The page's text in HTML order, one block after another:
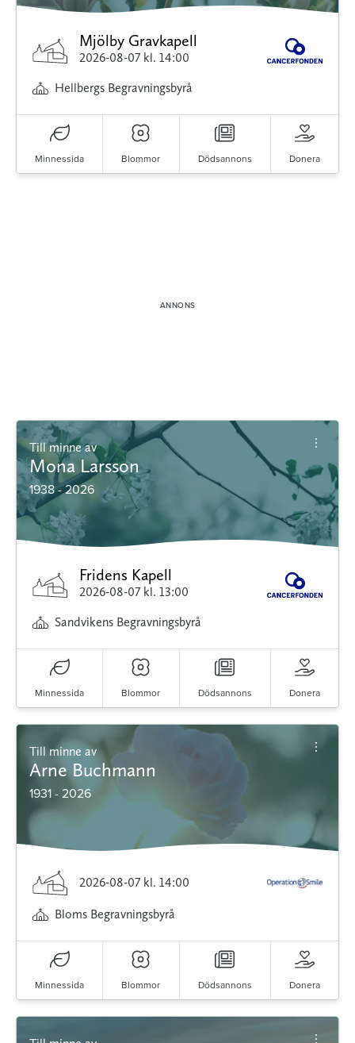
Mjölby Gravkapell
2026-08-07 kl. 14:00
Hellbergs Begravningsbyrå
Minnessida Blommor Dödsannons Donera
Till minne av
Mona Larsson
1938 - 2026
Fridens Kapell
2026-08-07 kl. 13:00
Sandvikens Begravningsbyrå
Minnessida Blommor Dödsannons Donera
Till minne av
Arne Buchmann
1931 - 2026
2026-08-07 kl. 14:00
Bloms Begravningsbyrå
Minnessida Blommor Dödsannons Donera